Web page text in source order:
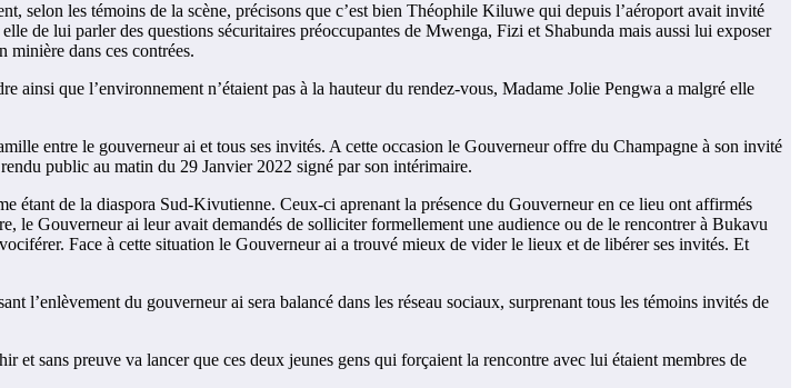
selon les témoins de la scène, précisons que c’est bien Théophile Kiluwe qui depuis l’aéroport avait invité
de lui parler des questions sécuritaires préoccupantes de Mwenga, Fizi et Shabunda mais aussi lui exposer
minière dans ces contrées.
que l’environnement n’étaient pas à la hauteur du rendez-vous, Madame Jolie Pengwa a malgré elle
entre le gouverneur ai et tous ses invités. A cette occasion le Gouverneur offre du Champagne à son invité
public au matin du 29 Janvier 2022 signé par son intérimaire.
étant de la diaspora Sud-Kivutienne. Ceux-ci aprenant la présence du Gouverneur en ce lieu ont affirmés
le Gouverneur ai leur avait demandés de solliciter formellement une audience ou de le rencontrer à Bukavu
Face à cette situation le Gouverneur ai a trouvé mieux de vider le lieux et de libérer ses invités. Et
du gouverneur ai sera balancé dans les réseau sociaux, surprenant tous les témoins invités de
sans preuve va lancer que ces deux jeunes gens qui forçaient la rencontre avec lui étaient membres de